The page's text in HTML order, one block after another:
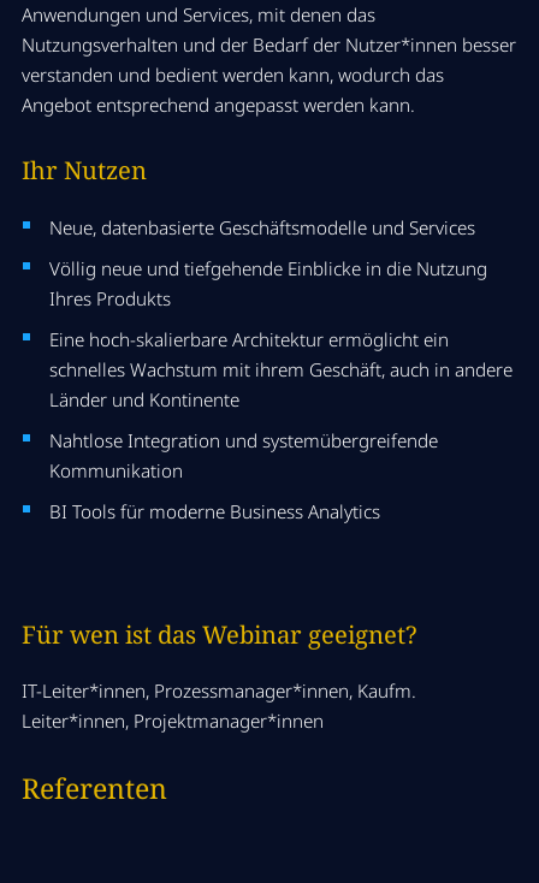
Anwendungen und Services, mit denen das
Nutzungsverhalten und der Bedarf der Nutzer*innen besser
verstanden und bedient werden kann, wodurch das
Angebot entsprechend angepasst werden kann.
Ihr Nutzen
Neue, datenbasierte Geschäftsmodelle und Services
Völlig neue und tiefgehende Einblicke in die Nutzung
Ihres Produkts
Eine hoch-skalierbare Architektur ermöglicht ein
schnelles Wachstum mit ihrem Geschäft, auch in andere
Länder und Kontinente
Nahtlose Integration und systemübergreifende
Kommunikation
BI Tools für moderne Business Analytics
Für wen ist das Webinar geeignet?
IT-Leiter*innen, Prozessmanager*innen, Kaufm.
Leiter*innen, Projektmanager*innen
Referenten